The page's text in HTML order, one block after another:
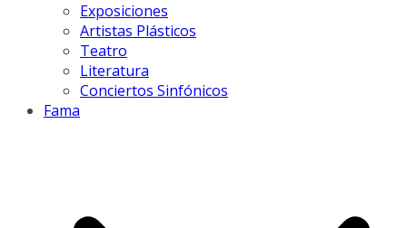
Exposiciones
Artistas Plásticos
Teatro
Literatura
Conciertos Sinfónicos
Fama